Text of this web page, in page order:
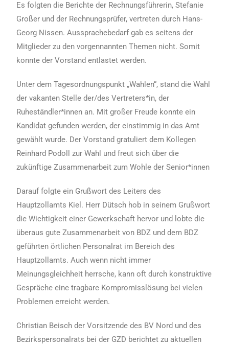
Es folgten die Berichte der Rechnungsführerin, Stefanie
Großer und der Rechnungsprüfer, vertreten durch Hans-
Georg Nissen. Aussprachebedarf gab es seitens der
Mitglieder zu den vorgennannten Themen nicht. Somit
konnte der Vorstand entlastet werden.
Unter dem Tagesordnungspunkt „Wahlen“, stand die Wahl
der vakanten Stelle der/des Vertreters*in, der
Ruheständler*innen an. Mit großer Freude konnte ein
Kandidat gefunden werden, der einstimmig in das Amt
gewählt wurde. Der Vorstand gratuliert dem Kollegen
Reinhard Podoll zur Wahl und freut sich über die
zukünftige Zusammenarbeit zum Wohle der Senior*innen
Darauf folgte ein Grußwort des Leiters des
Hauptzollamts Kiel. Herr Dütsch hob in seinem Grußwort
die Wichtigkeit einer Gewerkschaft hervor und lobte die
überaus gute Zusammenarbeit von BDZ und dem BDZ
geführten örtlichen Personalrat im Bereich des
Hauptzollamts. Auch wenn nicht immer
Meinungsgleichheit herrsche, kann oft durch konstruktive
Gespräche eine tragbare Kompromisslösung bei vielen
Problemen erreicht werden.
Christian Beisch der Vorsitzende des BV Nord und des
Bezirkspersonalrats bei der GZD berichtet zu aktuellen